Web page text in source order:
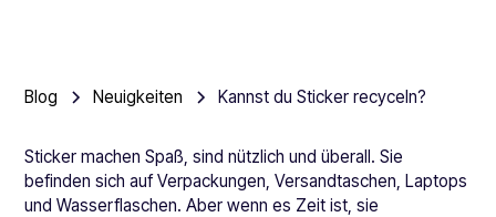
Blog Neuigkeiten Kannst du Sticker recyceln?
Sticker machen Spaß, sind nützlich und überall. Sie
befinden sich auf Verpackungen, Versandtaschen, Laptops
und Wasserflaschen. Aber wenn es Zeit ist, sie